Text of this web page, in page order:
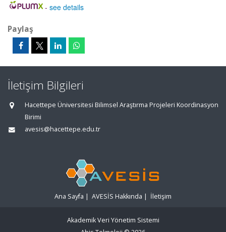
- see details
Paylaş
İletişim Bilgileri
Hacettepe Üniversitesi Bilimsel Araştırma Projeleri Koordinasyon
Birimi
avesis@hacettepe.edu.tr
Ana Sayfa | AVESİS Hakkında | İletişim
Akademik Veri Yönetim Sistemi